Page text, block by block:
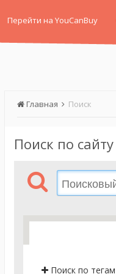
Перейти на YouCanBuy
Главная Поиск
Поиск по сайту
Поиск по тегам